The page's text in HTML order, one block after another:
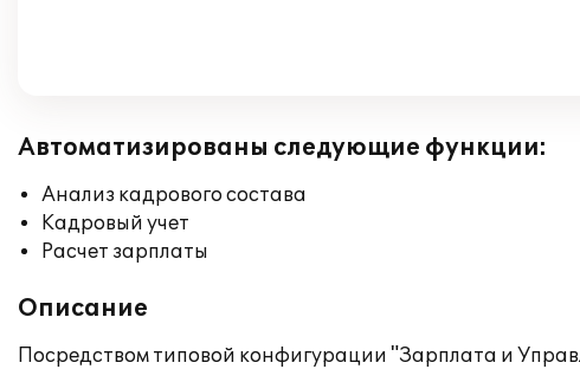
Автоматизированы следующие функции:
Анализ кадрового состава
Кадровый учет
Расчет зарплаты
Описание
Посредством типовой конфигурации "Зарплата и